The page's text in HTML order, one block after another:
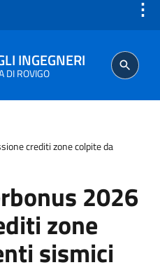
⋮
INGEGNERI
DI ROVIGO
crediti zone colpite da
2026
zone
sismici